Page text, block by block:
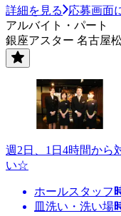
詳細を見る
応募画面
アルバイト・パート
銀座アスター 名古屋
週2日、1日4時間から
い☆
ホールスタッフ
皿洗い・洗い場